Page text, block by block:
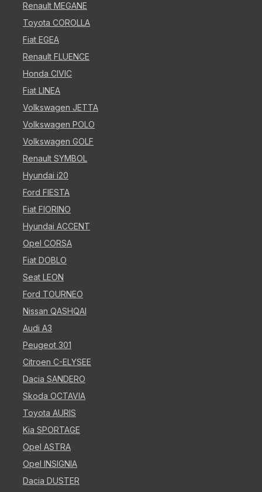
Renault MEGANE
Toyota COROLLA
Fiat EGEA
Renault FLUENCE
Honda CIVIC
Fiat LINEA
Volkswagen JETTA
Volkswagen POLO
Volkswagen GOLF
Renault SYMBOL
Hyundai i20
Ford FIESTA
Fiat FIORINO
Hyundai ACCENT
Opel CORSA
Fiat DOBLO
Seat LEON
Ford TOURNEO
Nissan QASHQAI
Audi A3
Peugeot 301
Citroen C-ELYSEE
Dacia SANDERO
Skoda OCTAVIA
Toyota AURIS
Kia SPORTAGE
Opel ASTRA
Opel INSIGNIA
Dacia DUSTER